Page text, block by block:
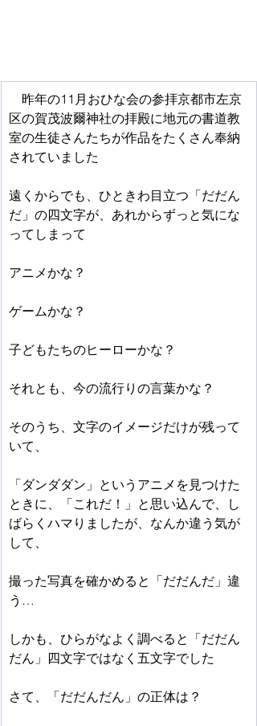
昨年の11月おひな会の参拝京都市左京
区の賀茂波爾神社の拝殿に地元の書道教
室の生徒さんたちが作品をたくさん奉納
されていました
遠くからでも、ひときわ目立つ「だだん
だ」の四文字が、あれからずっと気にな
ってしまって
アニメかな？
ゲームかな？
子どもたちのヒーローかな？
それとも、今の流行りの言葉かな？
そのうち、文字のイメージだけが残って
いて、
「ダンダダン」というアニメを見つけた
ときに、「これだ！」と思い込んで、し
ばらくハマりましたが、なんか違う気が
して、
撮った写真を確かめると「だだんだ」違
う…
しかも、ひらがなよく調べると「だだん
だん」四文字ではなく五文字でした
さて、「だだんだん」の正体は？